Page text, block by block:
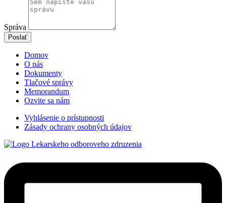
Správa
Poslať
Domov
O nás
Dokumenty
Tlačové správy
Memorandum
Ozvite sa nám
Vyhlásenie o prístupnosti
Zásady ochrany osobných údajov